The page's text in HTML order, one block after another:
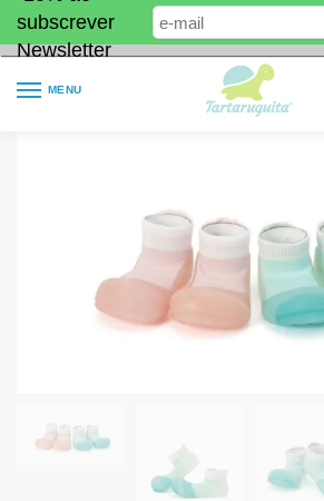
subscrever
Newsletter
MENU